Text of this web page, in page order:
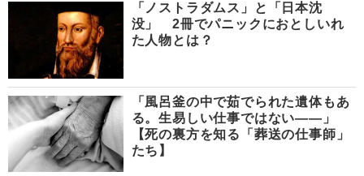
「ノストラダムス」と「日本沈
没」 2冊でパニックにおとしいれ
た人物とは？
「風呂釜の中で茹でられた遺体もあ
る。生易しい仕事ではない――」
【死の裏方を知る「葬送の仕事師」
たち】